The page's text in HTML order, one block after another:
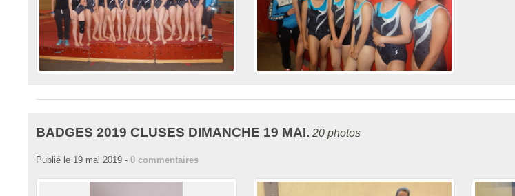
BADGES 2019 CLUSES DIMANCHE 19 MAI. 20 photos
Publié le 19 mai 2019 - 0 commentaires